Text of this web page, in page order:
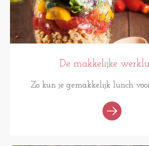
De makkelijke
Zo kun je gemakkelijk lunch